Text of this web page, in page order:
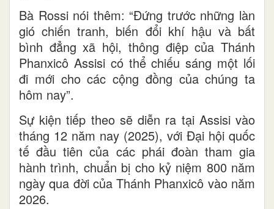
Bà Rossi nói thêm: “Đứng trước những làn
gió chiến tranh, biến đổi khí hậu và bất
bình đẳng xã hội, thông điệp của Thánh
Phanxicô Assisi có thể chiếu sáng một lối
đi mới cho các cộng đồng của chúng ta
hôm nay”.
Sự kiện tiếp theo sẽ diễn ra tại Assisi vào
tháng 12 năm nay (2025), với Đại hội quốc
tế đầu tiên của các phái đoàn tham gia
hành trình, chuẩn bị cho kỷ niệm 800 năm
ngày qua đời của Thánh Phanxicô vào năm
2026.